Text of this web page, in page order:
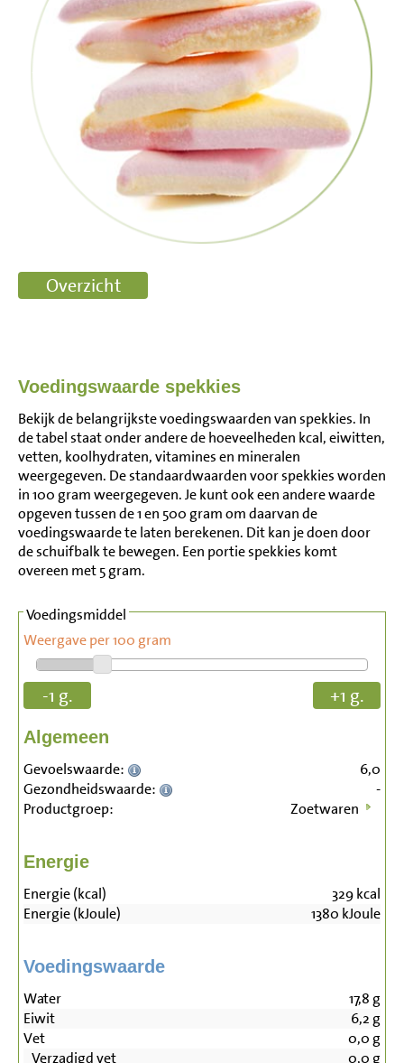
Voedingswaarde spekkies
Bekijk de belangrijkste voedingswaarden van spekkies. In
de tabel staat onder andere de hoeveelheden kcal, eiwitten,
vetten, koolhydraten, vitamines en mineralen
weergegeven. De standaardwaarden voor spekkies worden
in 100 gram weergegeven. Je kunt ook een andere waarde
opgeven tussen de 1 en 500 gram om daarvan de
voedingswaarde te laten berekenen. Dit kan je doen door
de schuifbalk te bewegen. Een portie spekkies komt
overeen met 5 gram.
Voedingsmiddel
Weergave per 100 gram
-1 g. +1 g.
Algemeen
Gevoelswaarde:
6,0
Gezondheidswaarde:
-
Productgroep:
Zoetwaren
Energie
Energie (kcal) 329kcal
Energie (kJoule)
1380 kJoule
Voedingswaarde
Water 17,8 g
Eiwit
6,2 g
Vet
0,0 g
Verzadigd vet
0,0 g